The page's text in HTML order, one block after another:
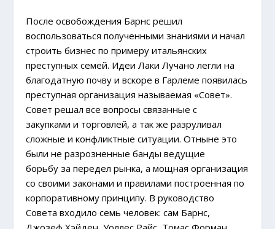
После освобождения Барнс решил
воспользоваться полученными знаниями и начал
строить бизнес по примеру итальянских
преступных семей. Идеи Лаки Лучано легли на
благодатную почву и вскоре в Гарлеме появилась
преступная организация называемая «Совет».
Совет решал все вопросы связанные с
закупками и торговлей, а так же разруливал
сложные и конфликтные ситуации. Отныне это
были не разрозненные банды ведущие
борьбу за передел рынка, а мощная организация
со своими законами и правилами построенная по
корпоративному принципу. В руководство
Совета входило семь человек: сам Барнс,